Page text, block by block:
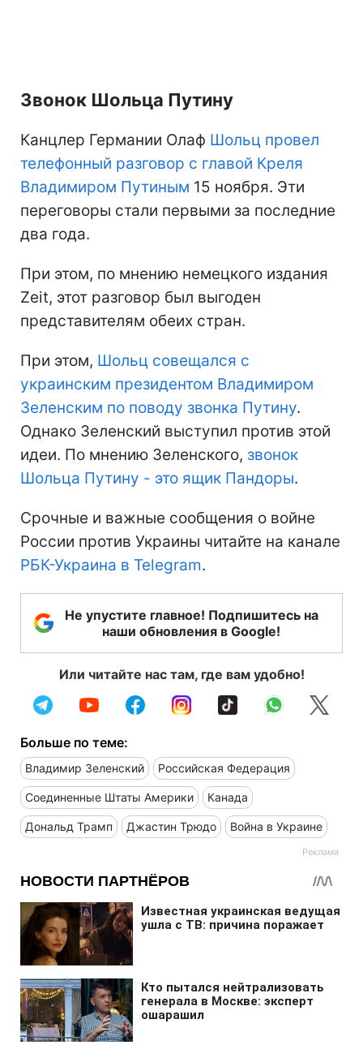
Звонок Шольца Путину
Канцлер Германии Олаф Шольц провел
телефонный разговор с главой Креля
Владимиром Путиным 15 ноября. Эти
переговоры стали первыми за последние
два года.
При этом, по мнению немецкого издания
Zeit, этот разговор был выгоден
представителям обеих стран.
При этом, Шольц совещался с
украинским президентом Владимиром
Зеленским по поводу звонка Путину.
Однако Зеленский выступил против этой
идеи. По мнению Зеленского, звонок
Шольца Путину - это ящик Пандоры.
Срочные и важные сообщения о войне
России против Украины читайте на канале
РБК-Украина в Telegram.
Не упустите главное! Подпишитесь на
наши обновления в Google!
Или читайте нас там, где вам удобно!
Больше по теме:
Владимир Зеленский Российская Федерация
Соединенные Штаты Америки Канада
Дональд Трамп Джастин Трюдо Война в Украине